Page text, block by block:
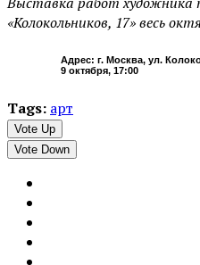
«Колокольников, 17» весь
Адрес: г. Москва, ул.
9 октября, 17:00
Tags: арт
Vote Up
Vote Down